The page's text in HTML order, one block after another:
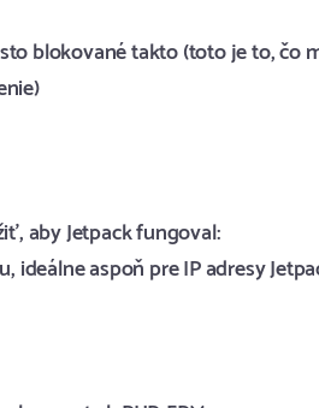
blokované takto (toto je to, čo
aby Jetpack fungoval:
ideálne aspoň pre IP adresy